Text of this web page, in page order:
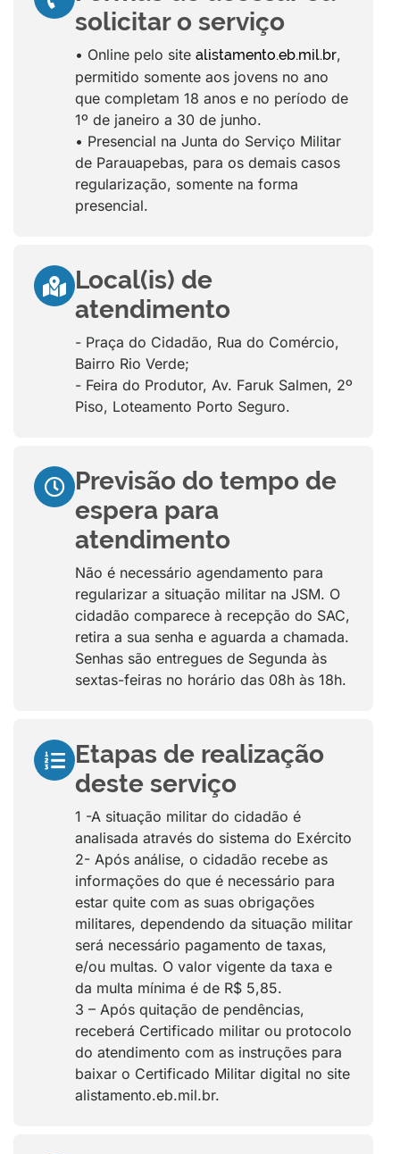
solicitar o serviço
• Online pelo site alistamento.eb.mil.br,
permitido somente aos jovens no ano
que completam 18 anos e no período de
1º de janeiro a 30 de junho.
• Presencial na Junta do Serviço Militar
de Parauapebas, para os demais casos
regularização, somente na forma
presencial.
Local(is) de
atendimento
- Praça do Cidadão, Rua do Comércio,
Bairro Rio Verde;
- Feira do Produtor, Av. Faruk Salmen, 2º
Piso, Loteamento Porto Seguro.
Previsão do tempo de
espera para
atendimento
Não é necessário agendamento para
regularizar a situação militar na JSM. O
cidadão comparece à recepção do SAC,
retira a sua senha e aguarda a chamada.
Senhas são entregues de Segunda às
sextas-feiras no horário das 08h às 18h.
Etapas de realização
deste serviço
1 -A situação militar do cidadão é
analisada através do sistema do Exército
2- Após análise, o cidadão recebe as
informações do que é necessário para
estar quite com as suas obrigações
militares, dependendo da situação militar
será necessário pagamento de taxas,
e/ou multas. O valor vigente da taxa e
da multa mínima é de R$ 5,85.
3 – Após quitação de pendências,
receberá Certificado militar ou protocolo
do atendimento com as instruções para
baixar o Certificado Militar digital no site
alistamento.eb.mil.br.